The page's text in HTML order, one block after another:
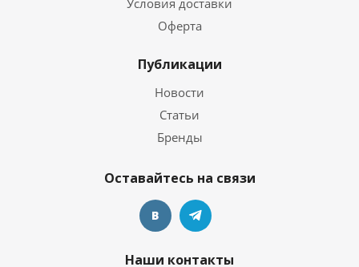
Условия доставки
Оферта
Публикации
Новости
Статьи
Бренды
Оставайтесь на связи
Наши контакты